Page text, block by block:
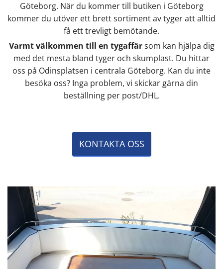
Göteborg. När du kommer till butiken i Göteborg
kommer du utöver ett brett sortiment av tyger att alltid
få ett trevligt bemötande.
Varmt välkommen till en tygaffärsom kan hjälpa dig
med det mesta bland tyger och skumplast. Du hittar
oss på Odinsplatsen i centrala Göteborg. Kan du inte
besöka oss? Inga problem, vi skickar gärna din
beställning per post/DHL.
KONTAKTA OSS